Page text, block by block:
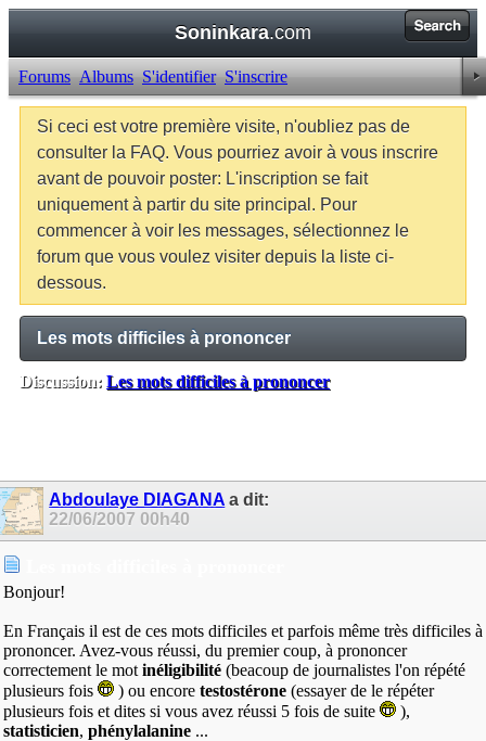
Soninkara.com
Forums Albums S'identifier S'inscrire
Si ceci est votre première visite, n'oubliez pas de
consulter la FAQ. Vous pourriez avoir à vous inscrire
avant de pouvoir poster: L'inscription se fait
uniquement à partir du site principal. Pour
commencer à voir les messages, sélectionnez le
forum que vous voulez visiter depuis la liste ci-
dessous.
Les mots difficiles à prononcer
Discussion: Les mots difficiles à prononcer
Abdoulaye DIAGANA a dit:
22/06/2007 00h40
Bonjour!
En Français il est de ces mots difficiles et parfois même très difficiles à
prononcer. Avez-vous réussi, du premier coup, à prononcer
correctement le mot inéligibilité (beacoup de journalistes l'on répété
plusieurs fois
) ou encore testostérone (essayer de le répéter
plusieurs fois et dites si vous avez réussi 5 fois de suite
),
statisticien, phénylalanine ...